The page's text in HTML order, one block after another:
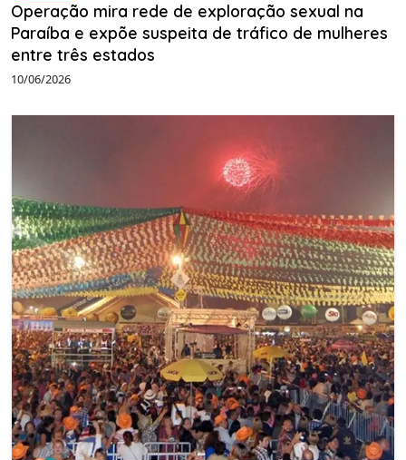
Operação mira rede de exploração sexual na
Paraíba e expõe suspeita de tráfico de mulheres
entre três estados
10/06/2026